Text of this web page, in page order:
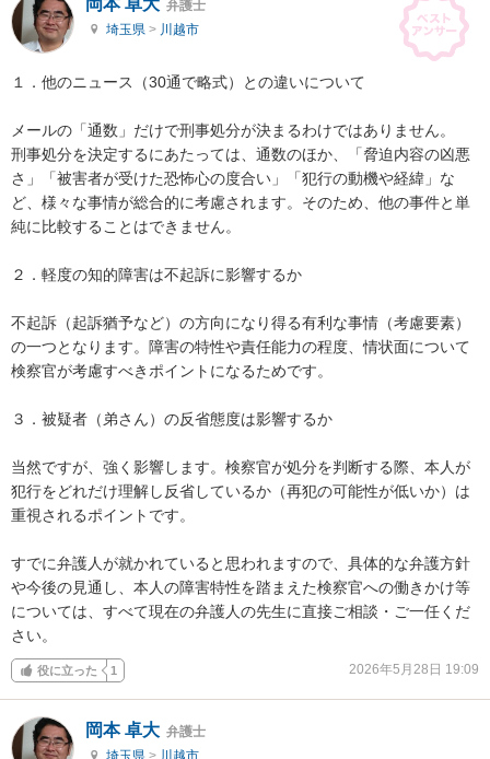
弁護士
埼玉県 > 川越市
１．他のニュース（30通で略式）との違いについて
メールの「通数」だけで刑事処分が決まるわけではありません。
刑事処分を決定するにあたっては、通数のほか、「脅迫内容の凶悪
さ」「被害者が受けた恐怖心の度合い」「犯行の動機や経緯」な
ど、様々な事情が総合的に考慮されます。そのため、他の事件と単
純に比較することはできません。
２．軽度の知的障害は不起訴に影響するか
不起訴（起訴猶予など）の方向になり得る有利な事情（考慮要素）
の一つとなります。障害の特性や責任能力の程度、情状面について
検察官が考慮すべきポイントになるためです。
３．被疑者（弟さん）の反省態度は影響するか
当然ですが、強く影響します。検察官が処分を判断する際、本人が
犯行をどれだけ理解し反省しているか（再犯の可能性が低いか）は
重視されるポイントです。
すでに弁護人が就かれていると思われますので、具体的な弁護方針
や今後の見通し、本人の障害特性を踏まえた検察官への働きかけ等
については、すべて現在の弁護人の先生に直接ご相談・ご一任くだ
さい。
役に立った 1 2026年5月28日 19:09
岡本 卓大 弁護士
埼玉県 > 川越市